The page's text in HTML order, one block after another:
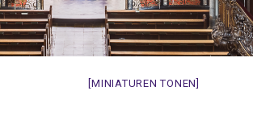
[MINIATUREN TONEN]